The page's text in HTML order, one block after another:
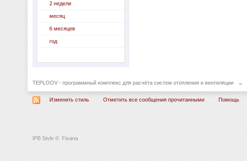
IPB Style © Fisana
2 недели
месяц
6 месяцев
год
TEPLOOV - программный комплекс для расчёта систем отопления и вентиляции →
Изменить стиль Отметить все сообщения прочитанными Помощь